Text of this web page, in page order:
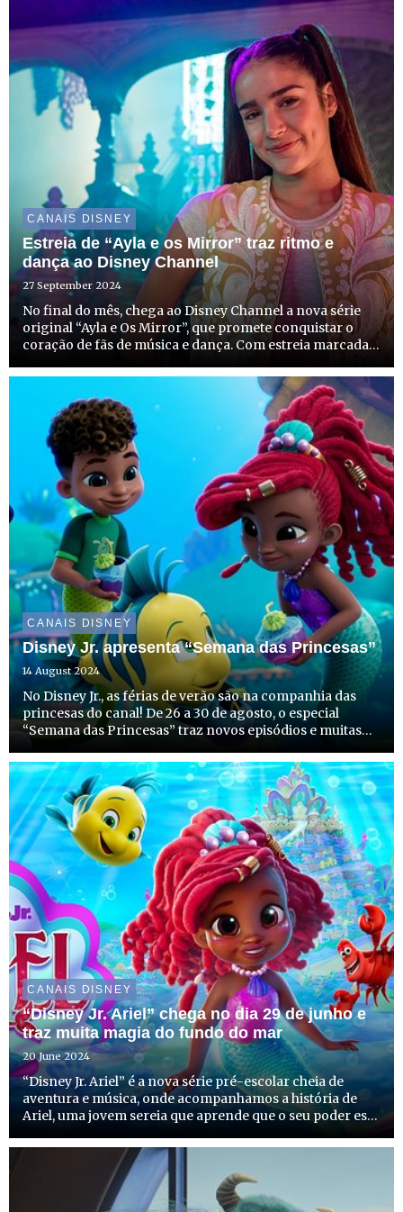
CANAIS DISNEY
Estreia de “Ayla e os Mirror” traz ritmo e
dança ao Disney Channel
27 September 2024
No final do mês, chega ao Disney Channel a nova série
original “Ayla e Os Mirror”, que promete conquistar o
coração de fãs de música e dança. Com estreia marcada
uma história repleta de mistério e emoções fortes,...
CANAIS DISNEY
Disney Jr. apresenta “Semana das Princesas”
14 August 2024
No Disney Jr., as férias de verão são na companhia das
princesas do canal! De 26 a 30 de agosto, o especial
“Semana das Princesas” traz novos episódios e muitas
favoritas, incluindo a encantadora Ariel, de “Disney Jr. ...
CANAIS DISNEY
“Disney Jr. Ariel” chega no dia 29 de junho e
traz muita magia do fundo do mar
20 June 2024
“Disney Jr. Ariel” é a nova série pré-escolar cheia de
aventura e música, onde acompanhamos a história de
Ariel, uma jovem sereia que aprende que o seu poder está
suas ideias. E quando ela o faz pode mudar o mund...